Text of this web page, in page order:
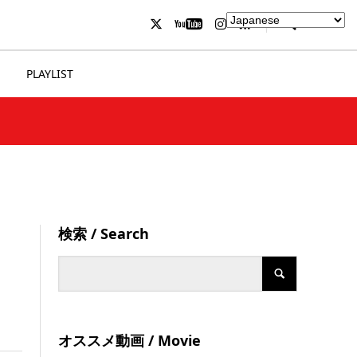
PLAYLIST
検索 / Search
オススメ動画 / Movie